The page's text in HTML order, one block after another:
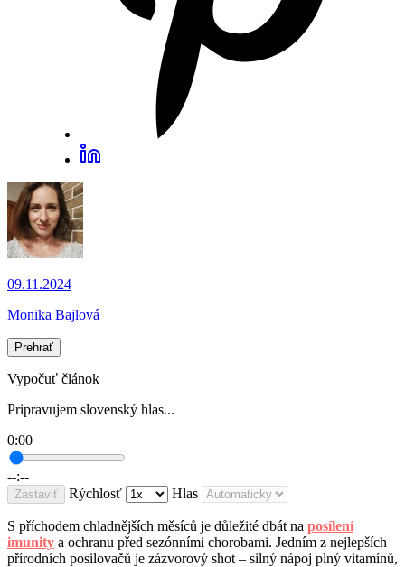
09.11.2024
Monika Bajlová
Prehrať
Vypočuť článok
Pripravujem slovenský hlas...
0:00
--:--
Zastaviť Rýchlosť Hlas
S příchodem chladnějších měsíců je důležité dbát na posílení
imunity a ochranu před sezónními chorobami. Jedním z nejlepších
přírodních posilovačů je zázvorový shot – silný nápoj plný vitamínů,